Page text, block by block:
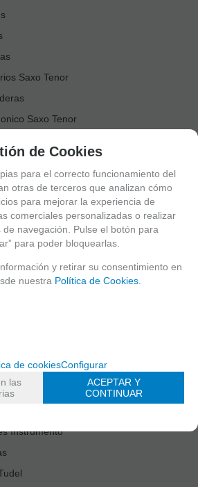
Saxo Tenor
Saxo Tenor
Saxo Tenor
Guardacañas
Boquilla
Instrumento
de Cookies
para el correcto funcionamiento del
otras de terceros que analizan cómo
para mejorar la experiencia de
comerciales personalizadas o realizar
navegación. Pulse el botón para
para poder bloquearlas.
y retirar su consentimiento en
nuestra Política de Cookies.
de cookiesConfigurar
las
ACEPTAR Y
CONTINUAR